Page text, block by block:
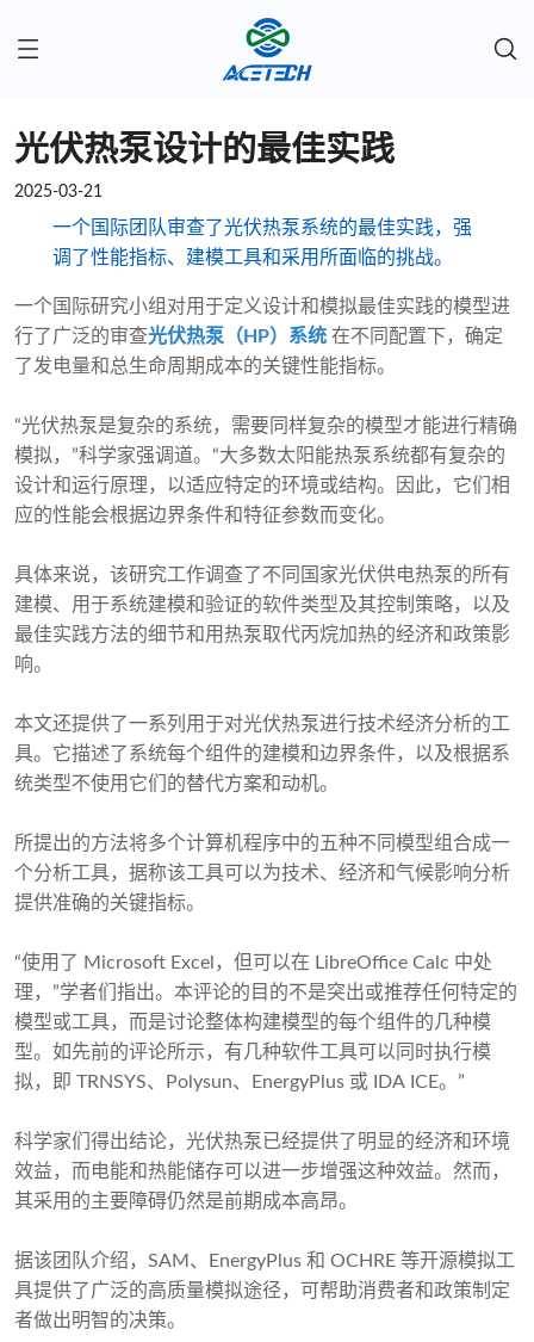
光伏热泵设计的最佳实践
2025-03-21
一个国际团队审查了光伏热泵系统的最佳实践，强
调了性能指标、建模工具和采用所面临的挑战。
一个国际研究小组对用于定义设计和模拟最佳实践的模型进
行了广泛的审查光伏热泵（HP）系统 在不同配置下，确定
了发电量和总生命周期成本的关键性能指标。
“光伏热泵是复杂的系统，需要同样复杂的模型才能进行精确
模拟，”科学家强调道。“大多数太阳能热泵系统都有复杂的
设计和运行原理，以适应特定的环境或结构。因此，它们相
应的性能会根据边界条件和特征参数而变化。
具体来说，该研究工作调查了不同国家光伏供电热泵的所有
建模、用于系统建模和验证的软件类型及其控制策略，以及
最佳实践方法的细节和用热泵取代丙烷加热的经济和政策影
响。
本文还提供了一系列用于对光伏热泵进行技术经济分析的工
具。它描述了系统每个组件的建模和边界条件，以及根据系
统类型不使用它们的替代方案和动机。
所提出的方法将多个计算机程序中的五种不同模型组合成一
个分析工具，据称该工具可以为技术、经济和气候影响分析
提供准确的关键指标。
“使用了 Microsoft Excel，但可以在 LibreOffice Calc 中处
理，”学者们指出。本评论的目的不是突出或推荐任何特定的
模型或工具，而是讨论整体构建模型的每个组件的几种模
型。如先前的评论所示，有几种软件工具可以同时执行模
拟，即 TRNSYS、Polysun、EnergyPlus 或 IDA ICE。”
科学家们得出结论，光伏热泵已经提供了明显的经济和环境
效益，而电能和热能储存可以进一步增强这种效益。然而，
其采用的主要障碍仍然是前期成本高昂。
据该团队介绍，SAM、EnergyPlus 和 OCHRE 等开源模拟工
具提供了广泛的高质量模拟途径，可帮助消费者和政策制定
者做出明智的决策。